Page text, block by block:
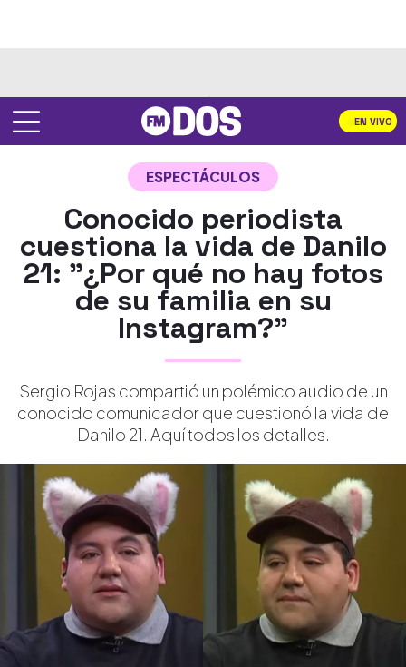
EN VIVO
ESPECTÁCULOS
Conocido periodista
cuestiona la vida de Danilo
21: "¿Por qué no hay fotos
de su familia en su
Instagram?"
Sergio Rojas compartió un polémico audio de un
conocido comunicador que cuestionó la vida de
Danilo 21. Aquí todos los detalles.